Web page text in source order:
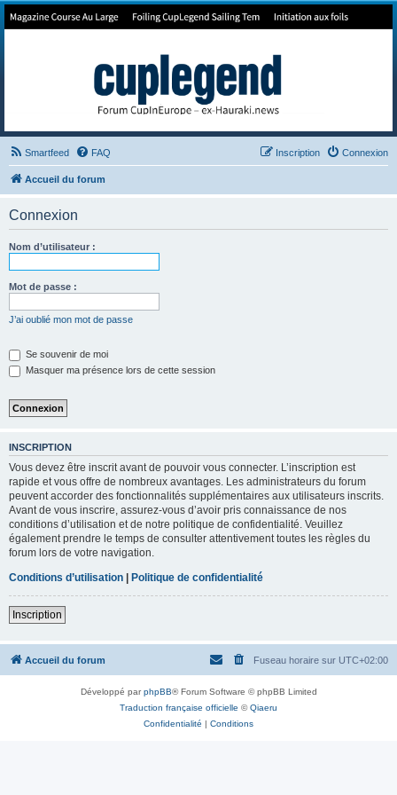
Forum de Cup In Europe
Smartfeed FAQ Connexion
Inscription
Accueil du forum
Connexion
Nom d’utilisateur :
Mot de passe :
J’ai oublié mon mot de passe
Se souvenir de moi
Masquer ma présence lors de cette session
INSCRIPTION
Vous devez être inscrit avant de pouvoir vous connecter. L’inscription est
rapide et vous offre de nombreux avantages. Les administrateurs du forum
peuvent accorder des fonctionnalités supplémentaires aux utilisateurs inscrits.
Avant de vous inscrire, assurez-vous d’avoir pris connaissance de nos
conditions d’utilisation et de notre politique de confidentialité. Veuillez
également prendre le temps de consulter attentivement toutes les règles du
forum lors de votre navigation.
Conditions d’utilisation
Politique de confidentialité
Inscription
Accueil du forum Fuseau horaire sur UTC+02:00
Développé parphpBB® Forum Software © phpBB Limited
Traduction française officielle ©Qiaeru
Confidentialité | Conditions